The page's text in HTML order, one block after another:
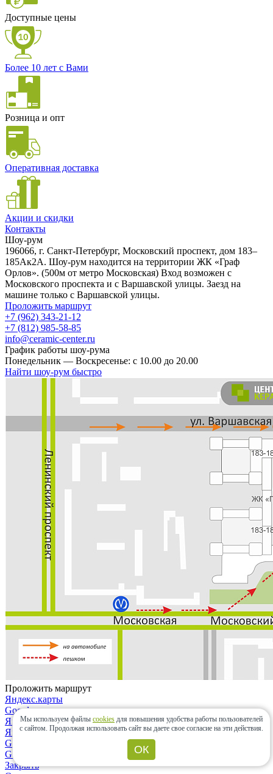
Доступные цены
Более 10 лет с Вами
Розница и опт
Оперативная доставка
Акции и скидки
Контакты
Шоу-рум
196066, г. Санкт-Петербург, Московский проспект, дом 183–
185Ак2А. Шоу-рум находится на территории ЖК «Граф
Орлов». (500м от метро Московская) Вход возможен с
Московского проспекта и с Варшавской улицы. Заезд на
машине только с Варшавской улицы.
Проложить маршрут
+7 (962) 343-21-12
+7 (812) 985-58-85
info@ceramic-center.ru
График работы шоу-рума
Понедельник — Воскресенье: с 10.00 до 20.00
Найти шоу-рум быстро
Проложить маршрут
Яндекс.карты
Google maps
Яндекс.карты
Яндекс.навигатор
Google maps
Google maps
Закрыть
Мы используем файлы cookies для повышения удобства работы пользователей
с сайтом. Продолжая использовать сайт вы даете свое согласие на эти действия.
ОК